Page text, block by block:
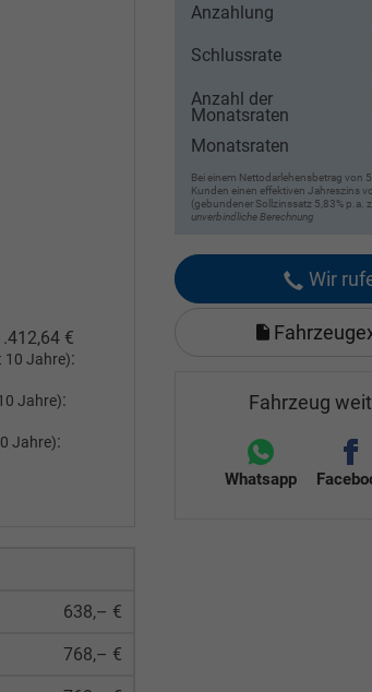
Anzahlung
Schlussrate
Anzahl der
Monatsraten
Monatsraten
Bei einem Nettodarlehensbetrag von
Kunden einen effektiven Jahreszins
(gebundener Sollzinssatz 5,83% p.a.
unverbindliche Berechnung
Wir
Fahrzeug
Whatsapp
€
10 Jahre):
Jahre):
Jahre):
638,– €
768,– €